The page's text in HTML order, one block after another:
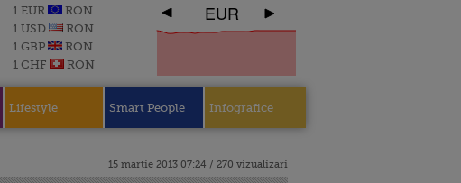
1 EUR
RON
1 USD
RON
1 GBP
RON
1 CHF
RON
EUR
Lifestyle Smart People Infografice
15 martie 2013 07:24 / 270 vizualizari